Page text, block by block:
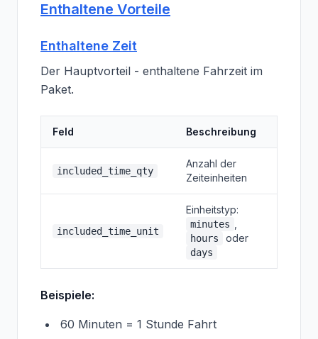
Enthaltene Vorteile
Enthaltene Zeit
Der Hauptvorteil - enthaltene Fahrzeit im
Paket.
Feld Beschreibung
included_time_qty
Anzahl der
Zeiteinheiten
included_time_unit
Einheitstyp:
minutes
hours oder
days
Beispiele:
60 Minuten = 1 Stunde Fahrt